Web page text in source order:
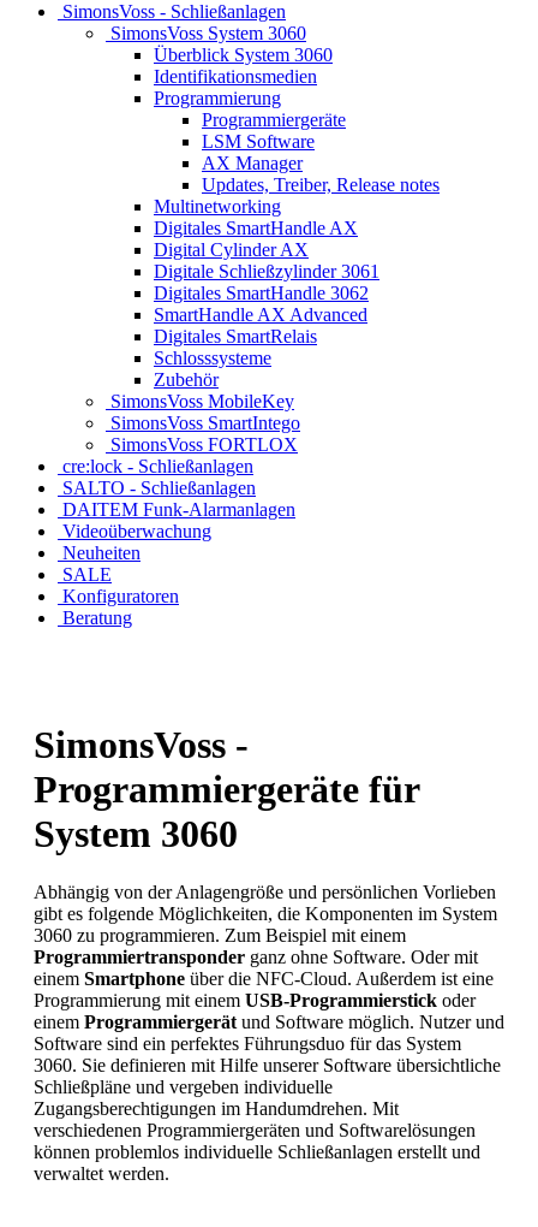
SimonsVoss - Schließanlagen
SimonsVoss System 3060
Überblick System 3060
Identifikationsmedien
Programmierung
Programmiergeräte
LSM Software
AX Manager
Updates, Treiber, Release notes
Multinetworking
Digitales SmartHandle AX
Digital Cylinder AX
Digitale Schließzylinder 3061
Digitales SmartHandle 3062
SmartHandle AX Advanced
Digitales SmartRelais
Schlosssysteme
Zubehör
SimonsVoss MobileKey
SimonsVoss SmartIntego
SimonsVoss FORTLOX
cre:lock - Schließanlagen
SALTO - Schließanlagen
DAITEM Funk-Alarmanlagen
Videoüberwachung
Neuheiten
SALE
Konfiguratoren
Beratung
SimonsVoss -
Programmiergeräte für
System 3060
Abhängig von der Anlagengröße und persönlichen Vorlieben
gibt es folgende Möglichkeiten, die Komponenten im System
3060 zu programmieren. Zum Beispiel mit einem
Programmiertransponder ganz ohne Software. Oder mit
einem Smartphone über die NFC-Cloud. Außerdem ist eine
Programmierung mit einem USB-Programmierstick oder
einem Programmiergerät und Software möglich. Nutzer und
Software sind ein perfektes Führungsduo für das System
3060. Sie definieren mit Hilfe unserer Software übersichtliche
Schließpläne und vergeben individuelle
Zugangsberechtigungen im Handumdrehen. Mit
verschiedenen Programmiergeräten und Softwarelösungen
können problemlos individuelle Schließanlagen erstellt und
verwaltet werden.